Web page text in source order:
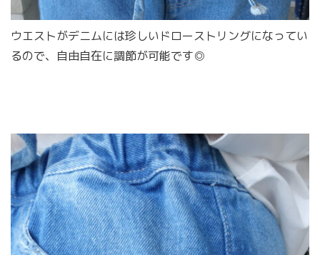
ウエストがデニムには珍しいドローストリングになってい
るので、自由自在に調節が可能です◎